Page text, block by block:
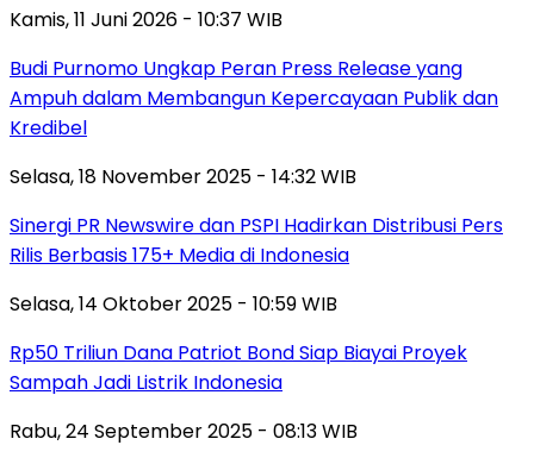
Kamis, 11 Juni 2026 - 10:37 WIB
Budi Purnomo Ungkap Peran Press Release yang
Ampuh dalam Membangun Kepercayaan Publik dan
Kredibel
Selasa, 18 November 2025 - 14:32 WIB
Sinergi PR Newswire dan PSPI Hadirkan Distribusi Pers
Rilis Berbasis 175+ Media di Indonesia
Selasa, 14 Oktober 2025 - 10:59 WIB
Rp50 Triliun Dana Patriot Bond Siap Biayai Proyek
Sampah Jadi Listrik Indonesia
Rabu, 24 September 2025 - 08:13 WIB